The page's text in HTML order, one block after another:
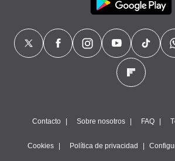
1199
Contacto Sobre nosotros FAQ
Cookies Política de privacidad